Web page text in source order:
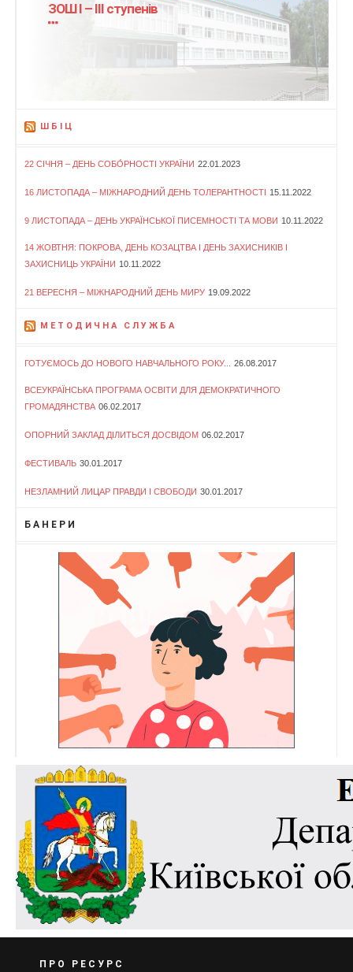
ЗОШ І – ІІІ ступенів
ШБІЦ
22 СІЧНЯ – ДЕНЬ СОБО́РНОСТІ УКРАЇНИ 22.01.2023
16 ЛИСТОПАДА – МІЖНАРОДНИЙ ДЕНЬ ТОЛЕРАНТНОСТІ 15.11.2022
9 ЛИСТОПАДА – ДЕНЬ УКРАЇНСЬКОЇ ПИСЕМНОСТІ ТА МОВИ 10.11.2022
14 ЖОВТНЯ: ПОКРОВА, ДЕНЬ КОЗАЦТВА І ДЕНЬ ЗАХИСНИКІВ І
ЗАХИСНИЦЬ УКРАЇНИ 10.11.2022
21 ВЕРЕСНЯ – МІЖНАРОДНИЙ ДЕНЬ МИРУ 19.09.2022
МЕТОДИЧНА СЛУЖБА
ГОТУЄМОСЬ ДО НОВОГО НАВЧАЛЬНОГО РОКУ... 26.08.2017
ВСЕУКРАЇНСЬКА ПРОГРАМА ОСВІТИ ДЛЯ ДЕМОКРАТИЧНОГО
ГРОМАДЯНСТВА 06.02.2017
ОПОРНИЙ ЗАКЛАД ДІЛИТЬСЯ ДОСВІДОМ 06.02.2017
ФЕСТИВАЛЬ 30.01.2017
НЕЗЛАМНИЙ ЛИЦАР ПРАВДИ І СВОБОДИ 30.01.2017
БАНЕРИ
ПРО РЕСУРС